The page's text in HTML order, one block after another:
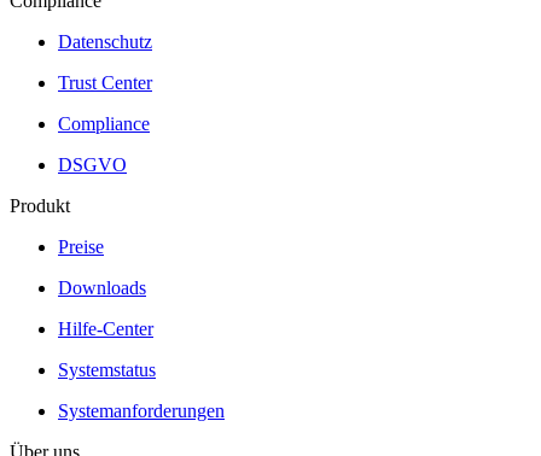
Datenschutz
Trust Center
Compliance
DSGVO
Produkt
Preise
Downloads
Hilfe-Center
Systemstatus
Systemanforderungen
Über uns